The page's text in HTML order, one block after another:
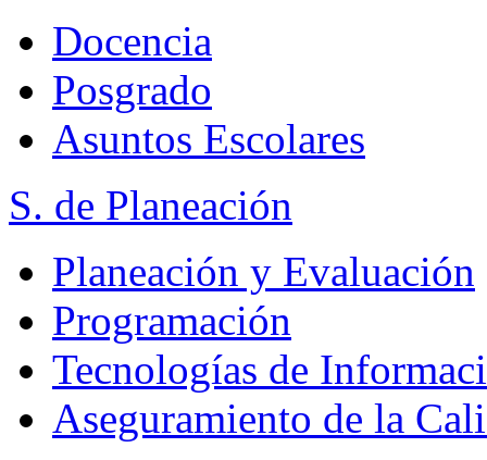
Docencia
Posgrado
Asuntos Escolares
S. de Planeación
Planeación y Evaluación
Programación
Tecnologías de
Aseguramiento de la